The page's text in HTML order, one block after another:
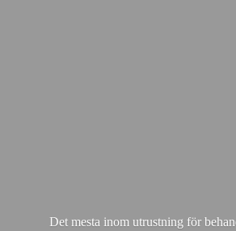
Det mesta inom utrustning för